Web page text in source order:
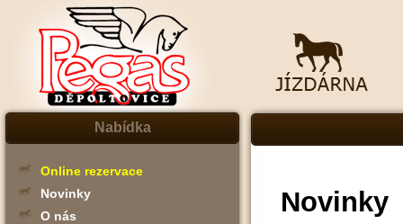
Nabídka
Online rezervace
Novinky
O nás
Novinky